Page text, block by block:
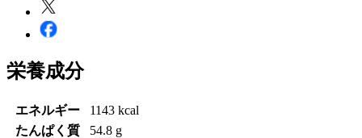
栄養成分
エネルギー
1143 kcal
たんぱく質
54.8 g